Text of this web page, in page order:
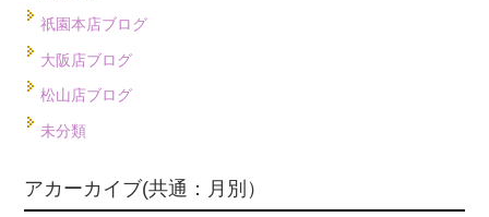
祇園本店ブログ
大阪店ブログ
松山店ブログ
未分類
アカーカイブ(共通：月別）